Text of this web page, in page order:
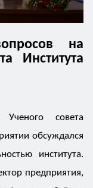
на
Института
Ученого совета
обсуждался
института.
предприятия,